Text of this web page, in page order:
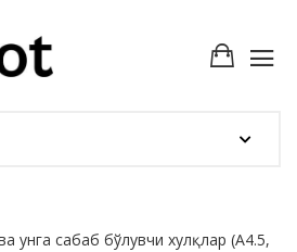
унга сабаб бўлувчи хулқлар (А4.5,